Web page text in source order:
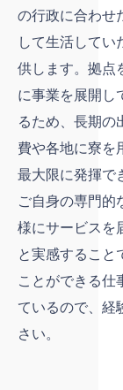
の行政に合わせ
して生活して
供します。拠点
に事業を展開し
るため、長期の
費や各地に寮を
最大限に発揮で
ご自身の専門的
様にサービスを
と実感すること
ことができる仕
ているので、経
さい。